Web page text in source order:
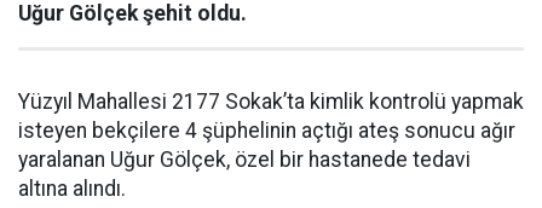
Uğur Gölçek şehit oldu.
Yüzyıl Mahallesi 2177 Sokak’ta kimlik kontrolü yapmak
isteyen bekçilere 4 şüphelinin açtığı ateş sonucu ağır
yaralanan Uğur Gölçek, özel bir hastanede tedavi
altına alındı.